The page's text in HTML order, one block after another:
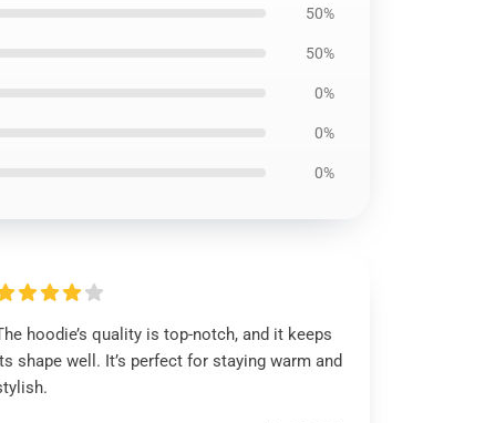
50%
50%
0%
0%
0%
hoodie’s quality is top-notch, and it keeps
shape well. It’s perfect for staying warm and